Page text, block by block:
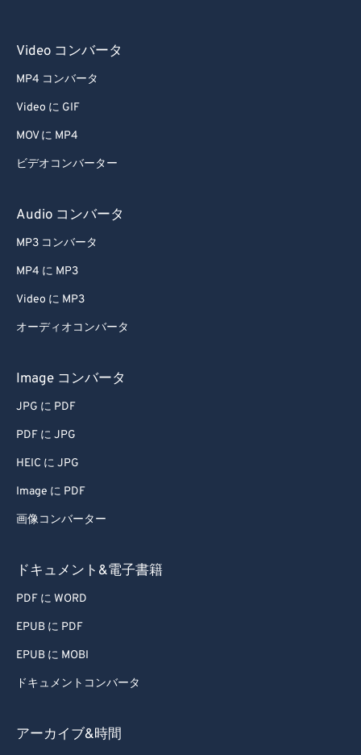
Video コンバータ
MP4 コンバータ
Video に GIF
MOV に MP4
ビデオコンバーター
Audio コンバータ
MP3 コンバータ
MP4 に MP3
Video に MP3
オーディオコンバータ
Image コンバータ
JPG に PDF
PDF に JPG
HEIC に JPG
Image に PDF
画像コンバーター
ドキュメント&電子書籍
PDF に WORD
EPUB に PDF
EPUB に MOBI
ドキュメントコンバータ
アーカイブ&時間